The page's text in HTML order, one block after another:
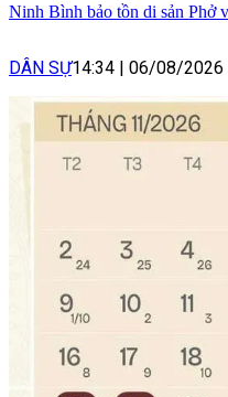
Ninh Bình bảo tồn di sản Phở
DÂN SỰ14:34 | 06/08/2026